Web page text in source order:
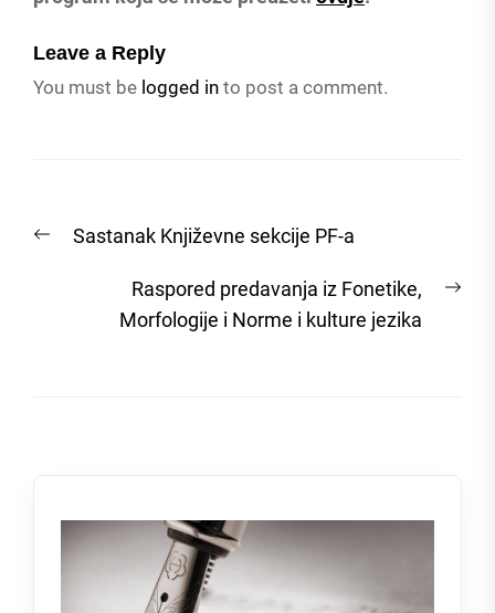
Leave a Reply
You must be logged in to post a comment.
navigation
PreviousSastanak Književne sekcije PF-a
Raspored predavanja iz Fonetike,
Morfologije i Norme i kulture jezika